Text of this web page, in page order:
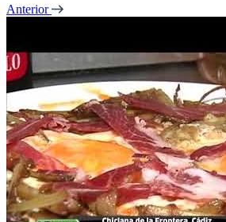
Anterior